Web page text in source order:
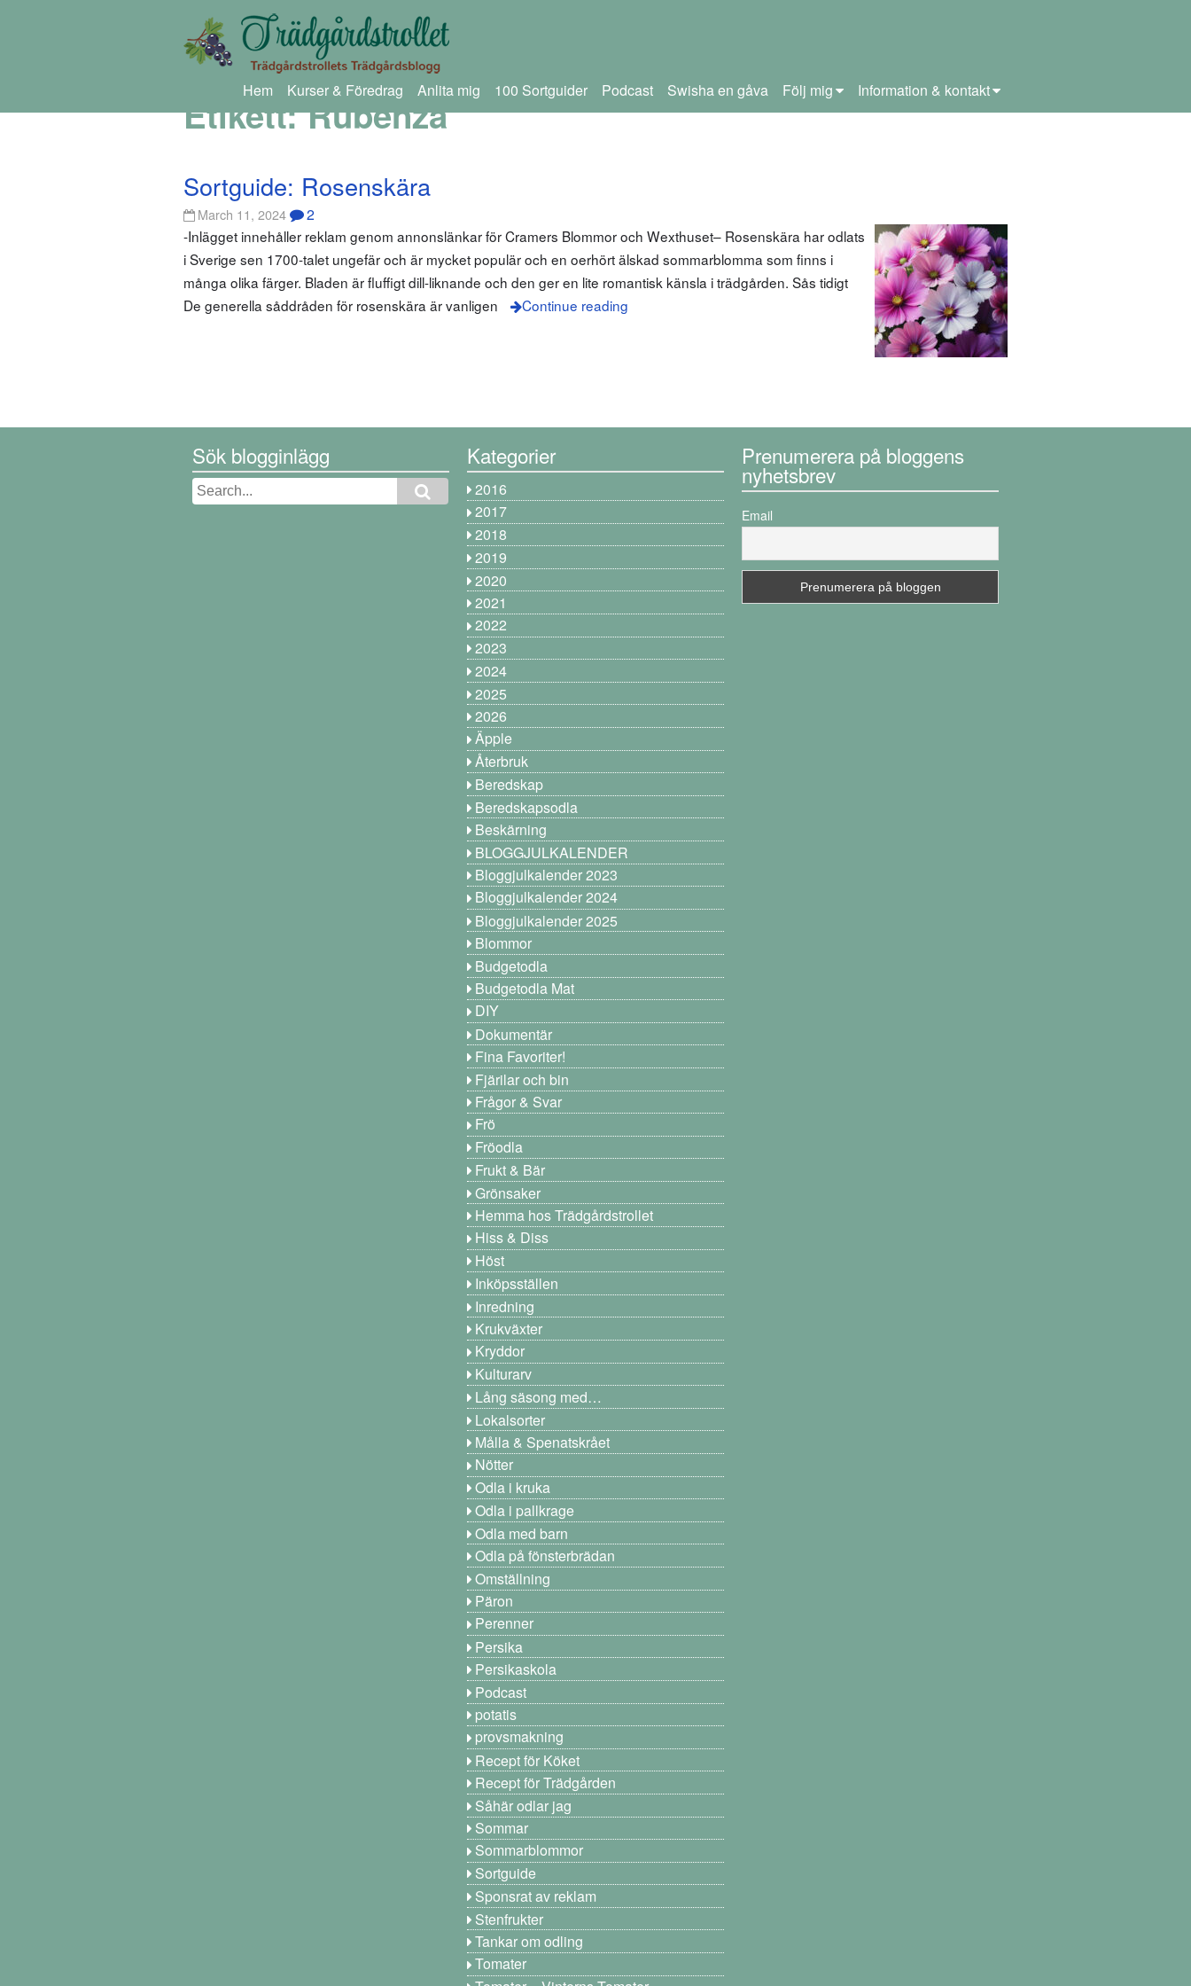
Hem Kurser & Föredrag Anlita mig 100 Sortguider Podcast Swisha en gåva Följ mig Information & kontakt
Etikett:Rubenza
Sortguide: Rosenskära
March 11, 2024 2
-Inlägget innehåller reklam genom annonslänkar för Cramers Blommor och Wexthuset– Rosenskära har odlats
i Sverige sen 1700-talet ungefär och är mycket populär och en oerhört älskad sommarblomma som finns i
många olika färger. Bladen är fluffigt dill-liknande och den ger en lite romantisk känsla i trädgården. Sås tidigt
De generella såddråden för rosenskära är vanligen
Continue reading
Sök blogginlägg Kategorier
2016
2017
2018
2019
2020
2021
2022
2023
2024
2025
2026
Äpple
Återbruk
Beredskap
Beredskapsodla
Beskärning
BLOGGJULKALENDER
Bloggjulkalender 2023
Bloggjulkalender 2024
Bloggjulkalender 2025
Blommor
Budgetodla
Budgetodla Mat
DIY
Dokumentär
Fina Favoriter!
Fjärilar och bin
Frågor & Svar
Frö
Fröodla
Frukt & Bär
Grönsaker
Hemma hos Trädgårdstrollet
Hiss & Diss
Höst
Inköpsställen
Inredning
Krukväxter
Kryddor
Kulturarv
Lång säsong med…
Lokalsorter
Målla & Spenatskrået
Nötter
Odla i kruka
Odla i pallkrage
Odla med barn
Odla på fönsterbrädan
Omställning
Päron
Perenner
Persika
Persikaskola
Podcast
potatis
provsmakning
Recept för Köket
Recept för Trädgården
Såhär odlar jag
Sommar
Sommarblommor
Sortguide
Sponsrat av reklam
Stenfrukter
Tankar om odling
Tomater
Prenumerera på bloggens
nyhetsbrev
Email